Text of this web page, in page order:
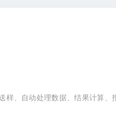
样、自动处理数据、结果计算、